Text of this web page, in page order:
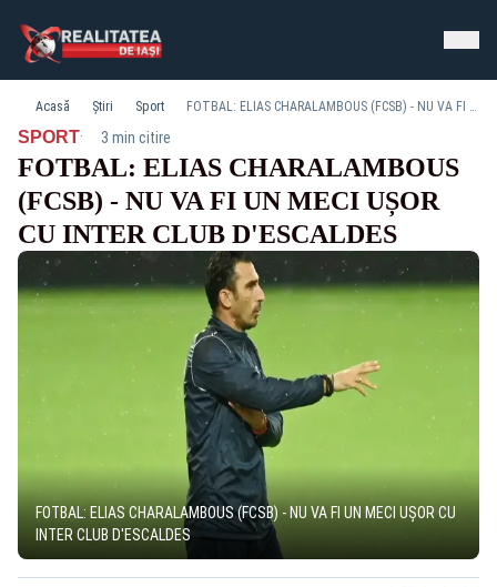
Acasă Știri Sport FOTBAL: ELIAS CHARALAMBOUS (FCSB) - NU VA FI UN MECI UȘOR CU INTER CLUB D'ESCALDES
SPORT· 3 min citire
FOTBAL: ELIAS CHARALAMBOUS
(FCSB) - NU VA FI UN MECI UȘOR
CU INTER CLUB D'ESCALDES
FOTBAL: ELIAS CHARALAMBOUS (FCSB) - NU VA FI UN MECI UȘOR CU
INTER CLUB D'ESCALDES